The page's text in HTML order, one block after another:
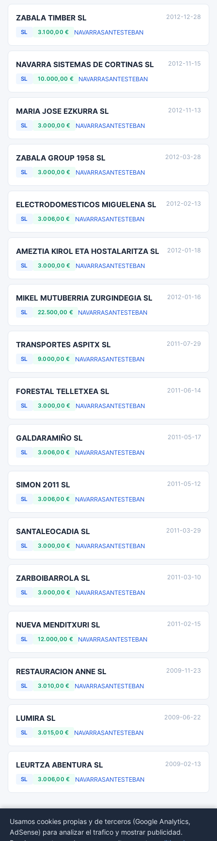
ZABALA TIMBER SL
SL 3.100,00 € NAVARRASANTESTEBAN
2012-12-28
NAVARRA SISTEMAS DE CORTINAS SL
SL 10.000,00 € NAVARRASANTESTEBAN
2012-11-15
MARIA JOSE EZKURRA SL
SL 3.000,00 € NAVARRASANTESTEBAN
2012-11-13
ZABALA GROUP 1958 SL
SL 3.000,00 € NAVARRASANTESTEBAN
2012-03-28
ELECTRODOMESTICOS MIGUELENA SL
SL 3.006,00 € NAVARRASANTESTEBAN
2012-02-13
AMEZTIA KIROL ETA HOSTALARITZA SL
SL 3.000,00 € NAVARRASANTESTEBAN
2012-01-18
MIKEL MUTUBERRIA ZURGINDEGIA SL
SL 22.500,00 € NAVARRASANTESTEBAN
2012-01-16
TRANSPORTES ASPITX SL
SL 9.000,00 € NAVARRASANTESTEBAN
2011-07-29
FORESTAL TELLETXEA SL
SL 3.000,00 € NAVARRASANTESTEBAN
2011-06-14
GALDARAMIÑO SL
SL 3.006,00 € NAVARRASANTESTEBAN
2011-05-17
SIMON 2011 SL
SL 3.006,00 € NAVARRASANTESTEBAN
2011-05-12
SANTALEOCADIA SL
SL 3.000,00 € NAVARRASANTESTEBAN
2011-03-29
ZARBOIBARROLA SL
SL 3.000,00 € NAVARRASANTESTEBAN
2011-03-10
NUEVA MENDITXURI SL
SL 12.000,00 € NAVARRASANTESTEBAN
2011-02-15
RESTAURACION ANNE SL
SL 3.010,00 € NAVARRASANTESTEBAN
2009-11-23
LUMIRA SL
SL 3.015,00 € NAVARRASANTESTEBAN
2009-06-22
LEURTZA ABENTURA SL
SL 3.006,00 € NAVARRASANTESTEBAN
2009-02-13
Usamos cookies propias y de terceros (Google Analytics,
AdSense) para analizar el trafico y mostrar publicidad.